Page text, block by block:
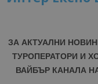
ЗА АКТУАЛНИ
ТУРОПЕРАТОРИ И
ВАЙБЪР КАНАЛА НА